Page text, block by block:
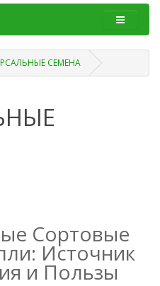
СЕМЕНА
Сортовые
Источник
и Пользы